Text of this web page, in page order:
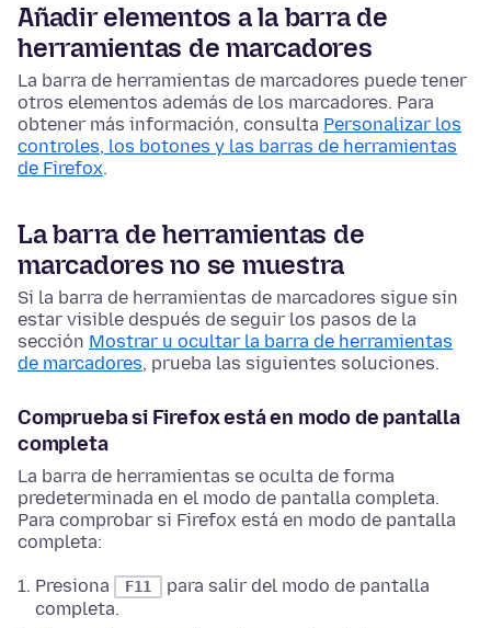
Añadir elementos a la barra de
herramientas de marcadores
La barra de herramientas de marcadores puede tener
otros elementos además de los marcadores. Para
obtener más información, consulta Personalizar los
controles, los botones y las barras de herramientas
de Firefox.
La barra de herramientas de
marcadores no se muestra
Si la barra de herramientas de marcadores sigue sin
estar visible después de seguir los pasos de la
sección Mostrar u ocultar la barra de herramientas
de marcadores, prueba las siguientes soluciones.
Comprueba si Firefox está en modo de pantalla
completa
La barra de herramientas se oculta de forma
predeterminada en el modo de pantalla completa.
Para comprobar si Firefox está en modo de pantalla
completa:
Presiona F11
para salir del modo de pantalla
completa.